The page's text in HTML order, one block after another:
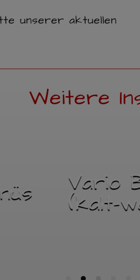
unserer aktuellen
Weitere
Menüs